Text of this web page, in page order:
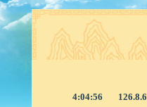
4:04:56 126.8.6